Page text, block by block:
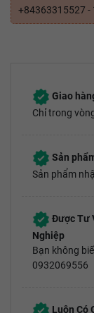
+84363315527 -
Giao
Chỉ trong
Sản
Sản phẩm
Được Tư
Nghiệp
Bạn không
0932069556
Luôn Có